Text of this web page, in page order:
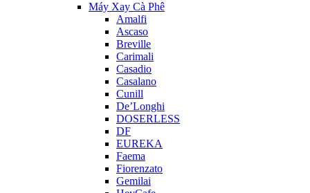
Máy Xay Cà Phê
Amalfi
Ascaso
Breville
Carimali
Casadio
Casalano
Cunill
De’Longhi
DOSERLESS
DF
EUREKA
Faema
Fiorenzato
Gemilai